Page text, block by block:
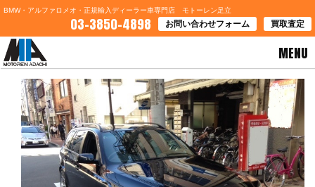
BMW・アルファロメオ・正規輸入ディーラー車専門店 モトーレン足立
03-3850-4898 お問い合わせフォーム 買取査定
MENU
HOME>お客様の声